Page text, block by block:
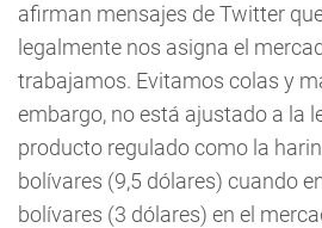
afirman mensajes de Twitter
legalmente nos asigna el
trabajamos. Evitamos colas y
embargo, no está ajustado a la
producto regulado como la
bolívares (9,5 dólares) cuando
bolívares (3 dólares) en el